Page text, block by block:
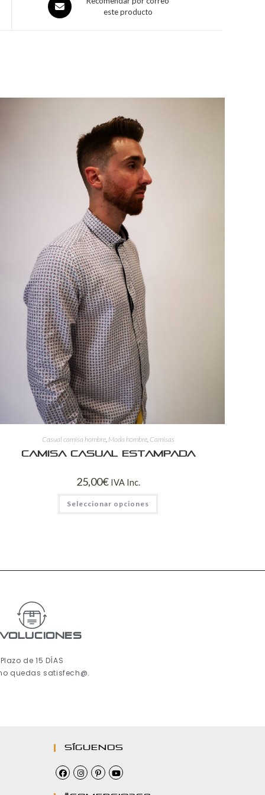
este producto
Casual camisa hombre, Moda hombre, Camisas
Camisa casual estampada
25,00€ IVA Inc.
Seleccionar opciones
Plazo de 15 DÍAS
quedas satisfech@.
Síguenos